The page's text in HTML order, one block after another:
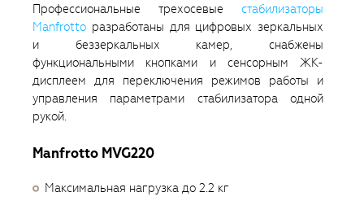
Профессиональные трехосевые стабилизаторы
Manfrotto разработаны для цифровых зеркальных
и беззеркальных камер, снабжены
функциональными кнопками и сенсорным ЖК-
дисплеем для переключения режимов работы и
управления параметрами стабилизатора одной
рукой.
Manfrotto MVG220
Максимальная нагрузка до 2.2 кг